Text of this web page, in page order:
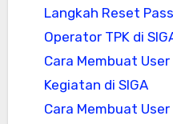
Langkah Reset
Operator TPK di
Cara Membuat
Kegiatan di SIGA
Cara Membuat